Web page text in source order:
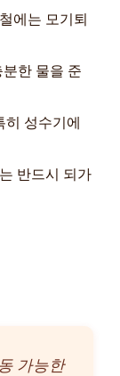
에는 모기퇴
한 물을 준
히 성수기에
반드시 되가
가능한